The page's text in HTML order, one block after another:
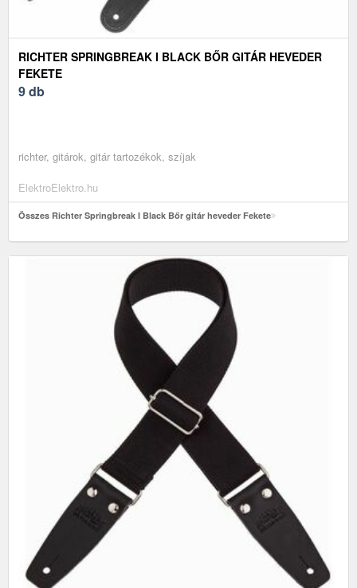
RICHTER SPRINGBREAK I BLACK BŐR GITÁR HEVEDER
FEKETE
9 db
richter, gitárok, gitár tartozékok, szíjak
ElektroElektro.hu
Összes Richter Springbreak I Black Bőr gitár heveder Fekete